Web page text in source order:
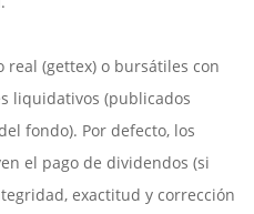
real (gettex) o bursátiles con
liquidativos (publicados
fondo). Por defecto, los
el pago de dividendos (si
exactitud y corrección